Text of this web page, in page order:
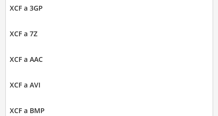
XCF a 3GP
XCF a 7Z
XCF a AAC
XCF a AVI
XCF a BMP